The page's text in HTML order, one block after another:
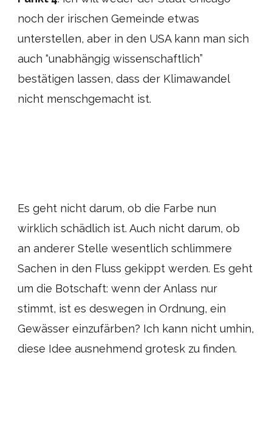
noch der irischen Gemeinde etwas
unterstellen, aber in den USA kann man sich
auch “unabhängig wissenschaftlich”
bestätigen lassen, dass der Klimawandel
nicht menschgemacht ist.
Es geht nicht darum, ob die Farbe nun
wirklich schädlich ist. Auch nicht darum, ob
an anderer Stelle wesentlich schlimmere
Sachen in den Fluss gekippt werden. Es geht
um die Botschaft: wenn der Anlass nur
stimmt, ist es deswegen in Ordnung, ein
Gewässer einzufärben? Ich kann nicht umhin,
diese Idee ausnehmend grotesk zu finden.